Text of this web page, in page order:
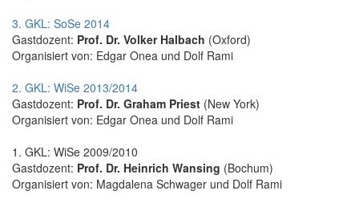
3. GKL: SoSe 2014
Gastdozent: Prof. Dr. Volker Halbach (Oxford)
Organisiert von: Edgar Onea und Dolf Rami
2. GKL: WiSe 2013/2014
Gastdozent: Prof. Dr. Graham Priest (New York)
Organisiert von: Edgar Onea und Dolf Rami
1. GKL: WiSe 2009/2010
Gastdozent: Prof. Dr. Heinrich Wansing (Bochum)
Organisiert von: Magdalena Schwager und Dolf Rami